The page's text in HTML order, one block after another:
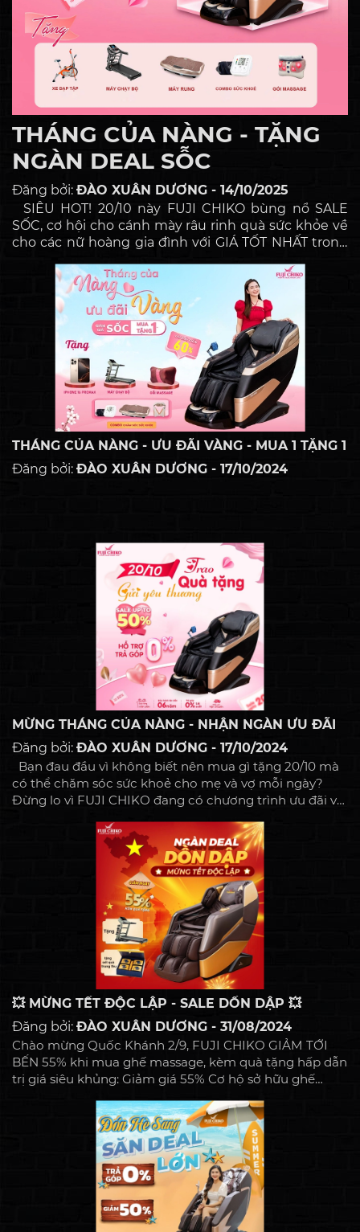
THÁNG CỦA NÀNG - TẶNG
NGÀN DEAL SỖC
Đăng bởi: ĐÀO XUÂN DƯƠNG - 14/10/2025
SỐC, cơ hội cho cánh mày râu rinh quà sức khỏe về
cho các nữ hoàng gia đình với GIÁ TỐT NHẤT trong
chỉ : 5,900,000đ Tặng Máy chạy bộ đa năng , xe đạp
tập thể thao TẶNG NGAY voucher trị giá : 5 triệu
nghiệm miễn phí, nhận quà thỏa thích Mỗi chiếc
ghế massage FUJI CHIKO không chỉ đơn thuần là
một món quà, mà...
THÁNG CỦA NÀNG - ƯU ĐÃI VÀNG - MUA 1 TẶNG 1
Đăng bởi: ĐÀO XUÂN DƯƠNG - 17/10/2024
MỪNG THÁNG CỦA NÀNG - NHẬN NGÀN ƯU ĐÃI
Đăng bởi: ĐÀO XUÂN DƯƠNG - 17/10/2024
có thể chăm sóc sức khoẻ cho mẹ và vợ mỗi ngày?
Đừng lo vì FUJI CHIKO đang có chương trình ưu đãi vô
Tặng Máy chạy bộ đa năng , xe đạp tập thể thao TẶNG
NGAY voucher trị giá : 5 triệu đồng Trả góp 0% lãi suất
Miễn phí giao hàng Trải nghiệm miễn phí, nhận quà
thỏa thích Chương...
💥 MỪNG TẾT ĐỘC LẬP - SALE DỒN DẬP 💥
Đăng bởi: ĐÀO XUÂN DƯƠNG - 31/08/2024
Chào mừng Quốc Khánh 2/9, FUJI CHIKO GIẢM TỚI
BẾN 55% khi mua ghế massage, kèm quà tặng hấp dẫn
trị giá siêu khủng: Giảm giá 55% Cơ hộ sở hữu ghế
năng , xe đạp tập thể thao TẶNG NGAY voucher trị giá :
Trải nghiệm miễn phí, nhận quà thỏa thích Chương
trình áp dụng cho các đơn hàng online và offline tại
các showroom của FUJI CHIKO trên toàn quốc. Quốc
khánh 2/9 năm...